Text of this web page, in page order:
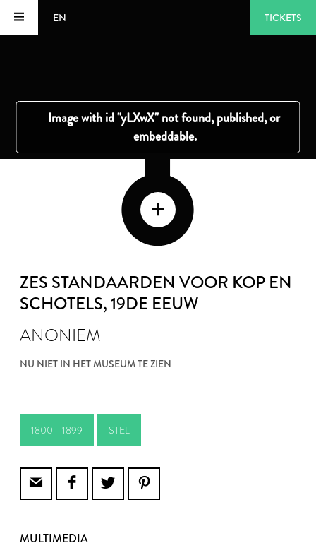
EN TICKETS
ZES STANDAARDEN VOOR KOP EN
SCHOTELS, 19DE EEUW
ANONIEM
NU NIET IN HET MUSEUM TE ZIEN
1800 - 1899 STEL
MULTIMEDIA